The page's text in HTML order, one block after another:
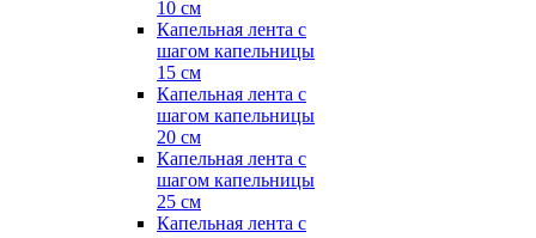
10 см
Капельная лента с
шагом капельницы
15 см
Капельная лента с
шагом капельницы
20 см
Капельная лента с
шагом капельницы
25 см
Капельная лента с